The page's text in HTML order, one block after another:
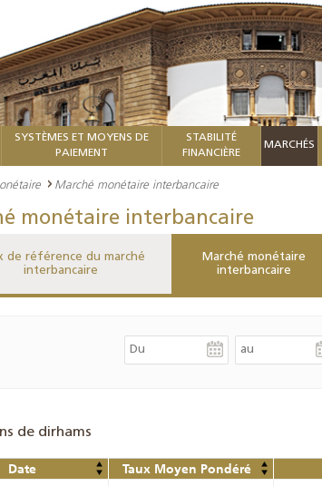
SYSTÈMES ET MOYENS DE
PAIEMENT
STABILITÉ
FINANCIÈRE
MARCHÉS
Marché monétaire interbancaire
monétaire interbancaire
de référence du marché
interbancaire
Marché monétaire
interbancaire
de dirhams
Date Taux Moyen Pondéré